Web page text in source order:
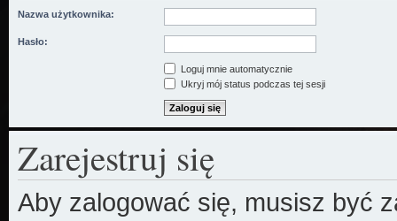
Nazwa użytkownika:
Hasło:
Loguj mnie automatycznie
Ukryj mój status podczas tej sesji
Zarejestruj się
Aby zalogować się, musisz być